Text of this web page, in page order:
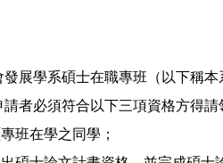
展學系碩士在職專班（以下稱
者必須符合以下三項資格方得請
班在學之同學；